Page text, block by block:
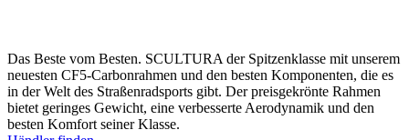
Das Beste vom Besten. SCULTURA der Spitzenklasse mit unserem
neuesten CF5-Carbonrahmen und den besten Komponenten, die es
in der Welt des Straßenradsports gibt. Der preisgekrönte Rahmen
bietet geringes Gewicht, eine verbesserte Aerodynamik und den
besten Komfort seiner Klasse.